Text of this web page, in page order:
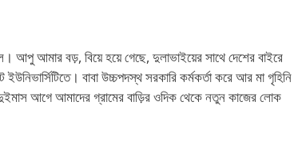
আপু আমার বড়, বিয়ে হয়ে গেছে, দুলাভাইয়ের সাথে দেশের বাইরে
বাবা উচ্চপদস্থ সরকারি কর্মকর্তা করে আর মা
আগে আমাদের গ্রামের বাড়ির ওদিক থেকে নতুন কাজের লোক